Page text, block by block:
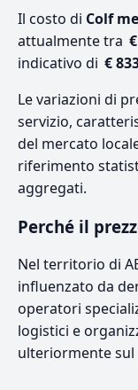
Il costo di Colf
attualmente tra
indicativo di €
Le variazioni di
servizio,
del mercato
riferimento
aggregati.
Perché il
Nel territorio di
influenzato da
operatori
logistici e
ulteriormente sul